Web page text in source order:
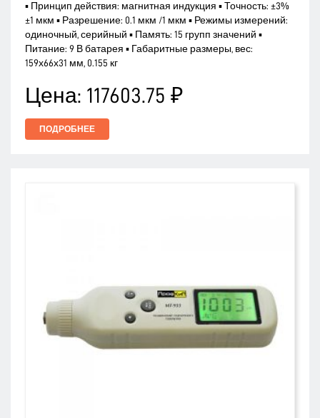
▪ Принцип действия: магнитная индукция ▪ Точность: ±3%
±1 мкм ▪ Разрешение: 0.1 мкм /1 мкм ▪ Режимы измерений:
одиночный, серийный ▪ Память: 15 групп значений ▪
Питание: 9 В батарея ▪ Габаритные размеры, вес:
159х66х31 мм, 0.155 кг
Цена: 117603.75 ₽
ПОДРОБНЕЕ